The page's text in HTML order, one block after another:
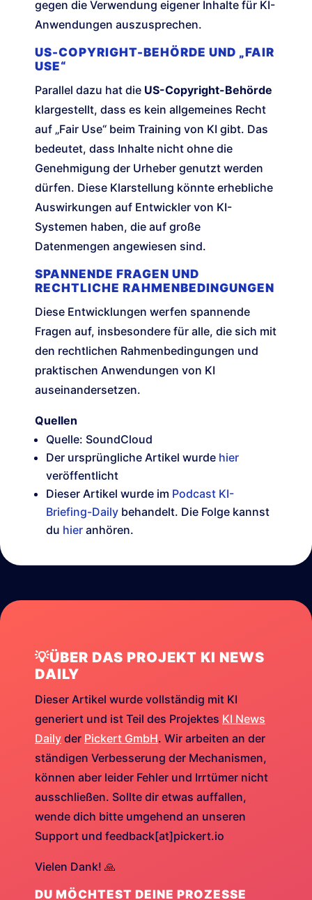
gegen die Verwendung eigener Inhalte für KI-
Anwendungen auszusprechen.
US-COPYRIGHT-BEHÖRDE UND „FAIR
USE“
Parallel dazu hat die US-Copyright-Behörde
klargestellt, dass es kein allgemeines Recht
auf „Fair Use“ beim Training von KI gibt. Das
bedeutet, dass Inhalte nicht ohne die
Genehmigung der Urheber genutzt werden
dürfen. Diese Klarstellung könnte erhebliche
Auswirkungen auf Entwickler von KI-
Systemen haben, die auf große
Datenmengen angewiesen sind.
SPANNENDE FRAGEN UND
RECHTLICHE RAHMENBEDINGUNGEN
Diese Entwicklungen werfen spannende
Fragen auf, insbesondere für alle, die sich mit
den rechtlichen Rahmenbedingungen und
praktischen Anwendungen von KI
auseinandersetzen.
Quellen
Quelle: SoundCloud
Der ursprüngliche Artikel wurde hier
veröffentlicht
Dieser Artikel wurde im Podcast KI-
Briefing-Daily behandelt. Die Folge kannst
du hier anhören.
💡ÜBER DAS PROJEKT KI NEWS
DAILY
Dieser Artikel wurde vollständig mit KI
generiert und ist Teil des Projektes KI News
Daily der Pickert GmbH. Wir arbeiten an der
ständigen Verbesserung der Mechanismen,
können aber leider Fehler und Irrtümer nicht
ausschließen. Sollte dir etwas auffallen,
wende dich bitte umgehend an unseren
Support und feedback[at]pickert.io
Vielen Dank! 🙏
DU MÖCHTEST DEINE PROZESSE